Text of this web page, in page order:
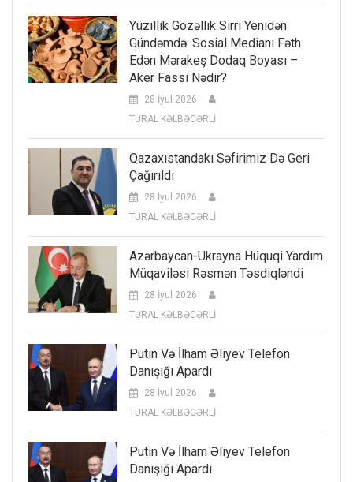
Yüzillik Gözəllik Sirri Yenidən
Gündəmdə: Sosial Medianı Fəth
Edən Mərakeş Dodaq Boyası –
Aker Fassi Nədir?
28 İyul 2026
TURAL KƏLBƏCƏRLİ
Qazaxıstandakı Səfirimiz Də Geri
Çağırıldı
28 İyul 2026
TURAL KƏLBƏCƏRLİ
Azərbaycan-Ukrayna Hüquqi Yardım
Müqaviləsi Rəsmən Təsdiqləndi
28 İyul 2026
TURAL KƏLBƏCƏRLİ
Putin Və İlham Əliyev Telefon
Danışığı Apardı
28 İyul 2026
TURAL KƏLBƏCƏRLİ
Putin Və İlham Əliyev Telefon
Danışığı Apardı